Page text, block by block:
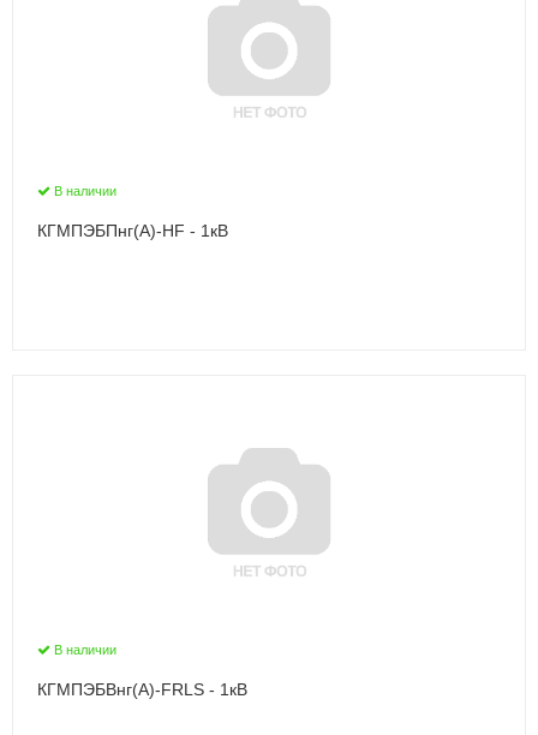
В наличии
КГМПЭБПнг(А)-HF - 1кВ
В наличии
КГМПЭБВнг(А)-FRLS - 1кВ